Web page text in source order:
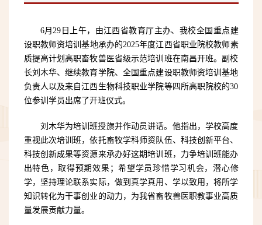
6月29日上午，由江西省教育厅主办、我校全国重点建
设职教师资培训基地承办的2025年度江西省职业院校教师素
质提高计划高职畜牧兽医省级示范培训班在南昌开班。副校
长刘木华、继续教育学院、全国重点建设职教师资培训基地
负责人以及来自江西生物科技职业学院等四所高职院校的30
位参训学员出席了开班仪式。
刘木华为培训班授旗并作动员讲话。他指出，学校高度
重视此次培训班，依托畜牧学科师资队伍、科技创新平台、
科技创新成果等资源来承办好这期培训班，力争培训班能办
出特色，取得预期效果；希望学员珍惜学习机会，潜心修
学，坚持理论联系实际，做到真学真用、学以致用，将所学
知识转化为干事创业的动力，为我省畜牧兽医职教事业高质
量发展贡献力量。